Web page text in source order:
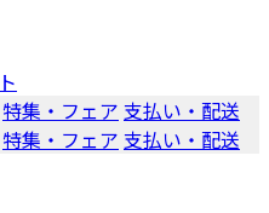
特集・フェア 支払い・配送
特集・フェア 支払い・配送